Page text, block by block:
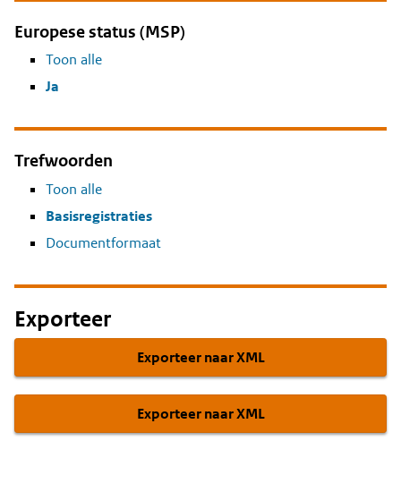
Europese status (MSP)
Toon alle
Ja
Trefwoorden
Toon alle
Basisregistraties
Documentformaat
Exporteer
Exporteer naar XML
Exporteer naar XML